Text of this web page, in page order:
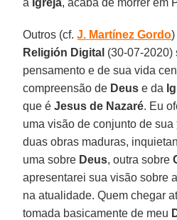
Outros (cf.J. Martínez Gordo
Religión Digital (30-07-2020)
pensamento e de sua vida
compreensão de Deus e da
que éJesus de Nazaré. Eu
uma visão de conjunto de sua
duas obras maduras,
uma sobre Deus, outra sobre
apresentarei sua visão sobre a
na atualidade. Quem chegar
tomada basicamente de meu